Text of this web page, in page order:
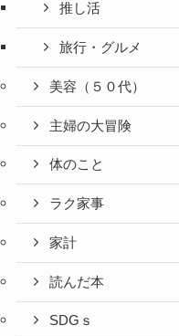
推し活
旅行・グルメ
美容（５０代）
主婦の大冒険
体のこと
ラク家事
家計
読んだ本
SDGｓ